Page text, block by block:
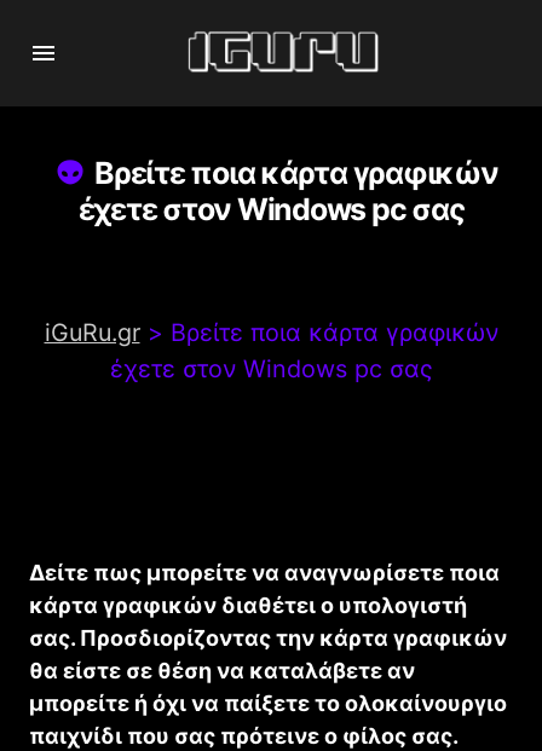
Βρείτε ποια κάρτα γραφικών
έχετε στον Windows pc σας
iGuRu.gr> Βρείτε ποια κάρτα γραφικών
έχετε στον Windows pc σας
Δείτε πως μπορείτε να αναγνωρίσετε ποια
κάρτα γραφικών διαθέτει ο υπολογιστή
σας. Προσδιορίζοντας την κάρτα γραφικών
θα είστε σε θέση να καταλάβετε αν
μπορείτε ή όχι να παίξετε το ολοκαίνουργιο
παιχνίδι που σας πρότεινε ο φίλος σας.